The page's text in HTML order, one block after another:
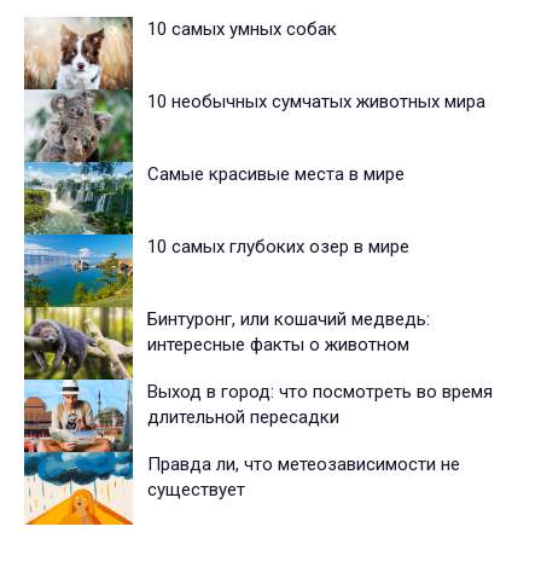
10 самых умных собак
10 необычных сумчатых животных мира
Самые красивые места в мире
10 самых глубоких озер в мире
Бинтуронг, или кошачий медведь:
интересные факты о животном
Выход в город: что посмотреть во время
длительной пересадки
Правда ли, что метеозависимости не
существует